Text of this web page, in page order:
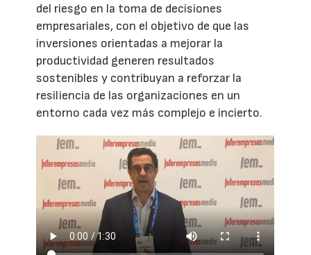
del riesgo en la toma de decisiones
empresariales, con el objetivo de que las
inversiones orientadas a mejorar la
productividad generen resultados
sostenibles y contribuyan a reforzar la
resiliencia de las organizaciones en un
entorno cada vez más complejo e incierto.